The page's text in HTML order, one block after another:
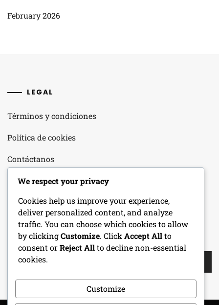
February 2026
LEGAL
Términos y condiciones
Política de cookies
Contáctanos
Nuestra historia
Tu privacidad
BUSCAR
Search
We respect your privacy
Cookies help us improve your experience,
deliver personalized content, and analyze
traffic. You can choose which cookies to allow
by clickingCustomize. Click Accept Allto
consent orReject Allto decline non-essential
cookies.
Customize